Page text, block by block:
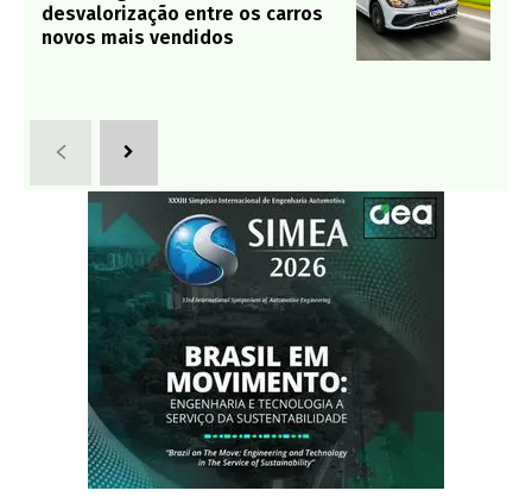
desvalorização entre os carros
novos mais vendidos